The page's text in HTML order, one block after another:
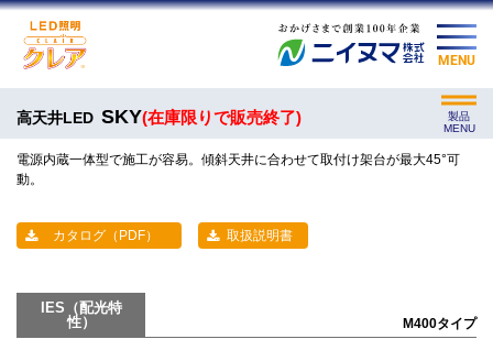
MENU
高天井LED SKY(在庫限りで販売終了)
製品
MENU
電源内蔵一体型で施工が容易。傾斜天井に合わせて取付け架台が最大45°可
動。
カタログ（PDF） 取扱説明書
IES（配光特
性）
M400タイプ